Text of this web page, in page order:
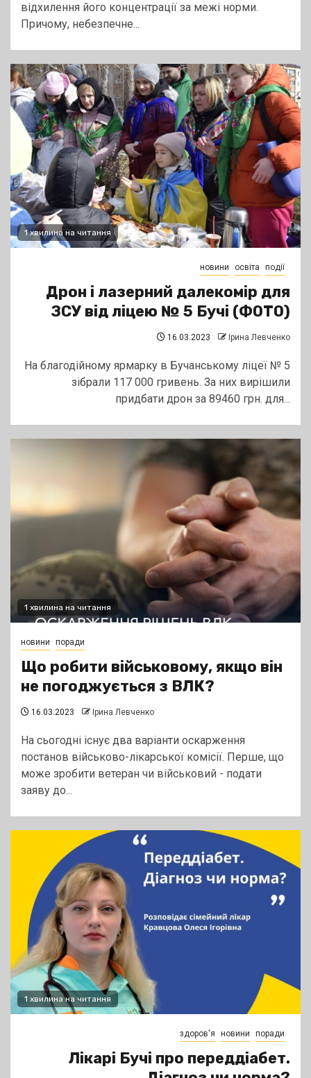
відхилення його концентрації за межі норми.
Причому, небезпечне...
1 хвилина на читання
новини освіта події
Дрон і лазерний далекомір для
ЗСУ від ліцею № 5 Бучі (ФОТО)
16.03.2023 Ірина Левченко
На благодійному ярмарку в Бучанському ліцеї № 5
зібрали 117 000 гривень. За них вирішили
придбати дрон за 89460 грн. для...
1 хвилина на читання
новини поради
Що робити військовому, якщо він
не погоджується з ВЛК?
16.03.2023 Ірина Левченко
На сьогодні існує два варіанти оскарження
постанов військово-лікарської комісії. Перше, що
може зробити ветеран чи військовий - подати
заяву до...
1 хвилина на читання
здоров'я новини поради
Лікарі Бучі про переддіабет.